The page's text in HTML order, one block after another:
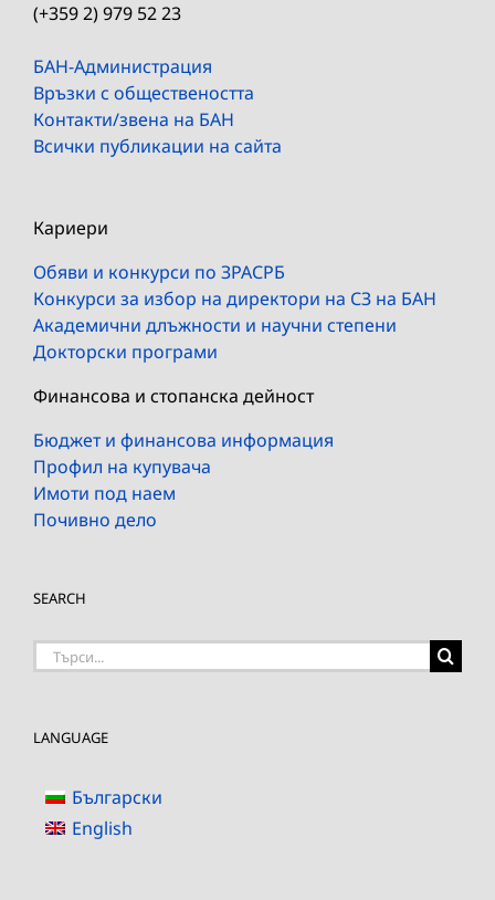
(+359 2) 979 52 23
БАН-Администрация
Връзки с обществеността
Контакти/звена на БАН
Всички публикации на сайта
Кариери
Обяви и конкурси по ЗРАСРБ
Конкурси за избор на директори на СЗ на БАН
Академични длъжности и научни степени
Докторски програми
Финансова и стопанска дейност
Бюджет и финансова информация
Профил на купувача
Имоти под наем
Почивно дело
SEARCH
Търсене
LANGUAGE
Български
English